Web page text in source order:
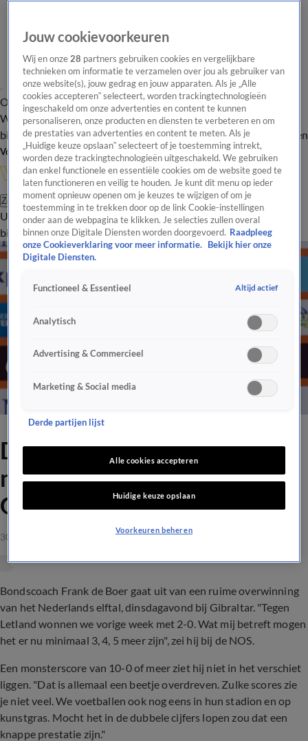
Overzicht Onze programma's Uitzendingen Onze gezichten
In de
WandelgangenInterviewsUitzending
bijwonenPodcastShopVeelgestelde vragenKijkersvraag insturen
Volg Vandaag Inside
Zoeken
UitzendingenVandaag InsideDe OranjezomerShopUitzending
bijwonen
De Boer verwacht geen
monsterscore tegen
Gibraltar
30 mrt 2021, 22:41
Bondscoach Frank de Boer gaat uit van een ruime overwinning
van het Nederlands elftal, dinsdagavond bij Gibraltar. "Tegen
Letland wonnen we vorige week met 2-0. Wat mij betreft mogen
het er nu minimaal 3, 4, 5 meer zijn", zei hij bij de NOS.
Een monsterscore van 10-0 of meer ziet hij niet in het verschiet
liggen. "Dat is allemaal een beetje overdreven. Zulke scores zie
je niet veel. We voetballen ook nog eens in hun stadion en op
kunstgras. Mocht het in de dubbele cijfers lopen zou dat een
knappe prestatie zijn."
Jouw cookievoorkeuren
Wij en onze28 partners gebruiken cookies en vergelijkbare
technieken om informatie te verzamelen over jou als gebruiker van
onze website(s), jouw gedrag en jouw apparaten. Als je „Alle
cookies accepteren” selecteert, worden trackingtechnologieën
ingeschakeld om onze advertenties en content te kunnen
personaliseren, onze producten en diensten te verbeteren en om
de prestaties van advertenties en content te meten. Als je
„Huidige keuze opslaan” selecteert of je toestemming intrekt,
worden deze trackingtechnologieën uitgeschakeld. We gebruiken
dan enkel functionele en essentiële cookies om de website goed te
laten functioneren en veilig te houden. Je kunt dit menu op ieder
moment opnieuw openen om je keuzes te wijzigen of om je
toestemming in te trekken door op de link Cookie-instellingen
onder aan de webpagina te klikken. Je selecties zullen overal
binnen onze Digitale Diensten worden doorgevoerd. Raadpleeg
onze Cookieverklaring voor meer informatie.
Bekijk hier onze
Digitale Diensten.
Functioneel & Essentieel Altijd actief
Analytisch
Advertising & Commercieel
Marketing & Social media
Derde partijen lijst
Alle cookies accepteren
Huidige keuze opslaan
Voorkeuren beheren